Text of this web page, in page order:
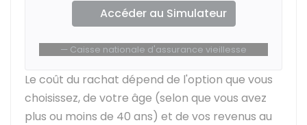
Accéder au Simulateur
Caisse nationale d'assurance vieillesse
Le coût du rachat dépend de l'option que vous
choisissez, de votre âge (selon que vous avez
plus ou moins de 40 ans) et de vos revenus au